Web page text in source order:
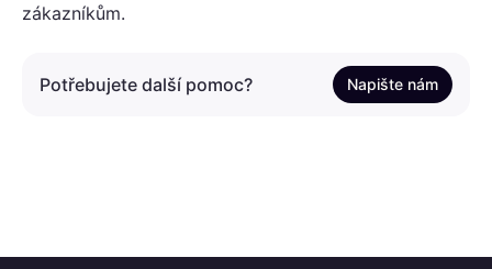
zákazníkům.
Potřebujete další pomoc? Napište nám